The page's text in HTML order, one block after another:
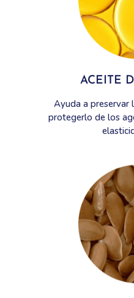
ACEITE
Ayuda a preservar
protegerlo de los